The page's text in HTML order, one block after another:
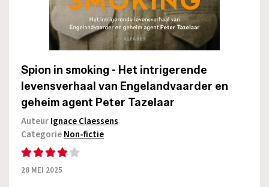
Spion in smoking - Het intrigerende
levensverhaal van Engelandvaarder en
geheim agent Peter Tazelaar
AuteurIgnace Claessens
CategorieNon-fictie
28 MEI 2025